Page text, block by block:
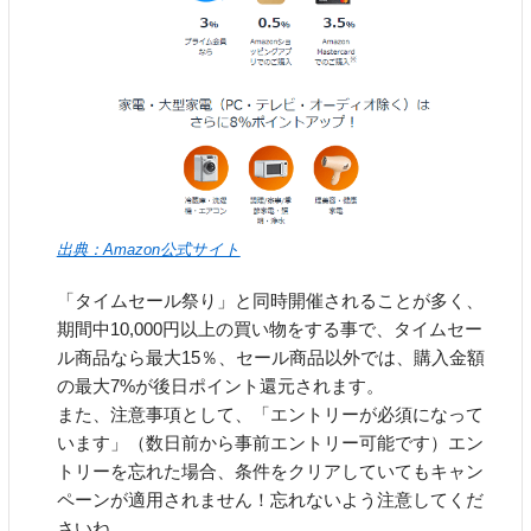
出典：Amazon公式サイト
「タイムセール祭り」と同時開催されることが多く、
期間中10,000円以上の買い物をする事で、タイムセー
ル商品なら最大15％、セール商品以外では、購入金額
の最大7%が後日ポイント還元されます。
また、注意事項として、「エントリーが必須になって
います」（数日前から事前エントリー可能です）エン
トリーを忘れた場合、条件をクリアしていてもキャン
ペーンが適用されません！忘れないよう注意してくだ